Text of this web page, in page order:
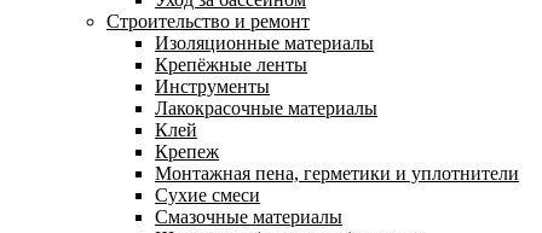
Строительство и ремонт
Изоляционные материалы
Крепёжные ленты
Инструменты
Лакокрасочные материалы
Клей
Крепеж
Монтажная пена, герметики и уплотнители
Сухие смеси
Смазочные материалы